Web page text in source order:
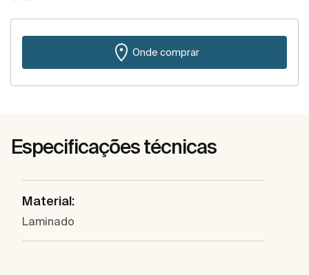
Onde comprar
Especificações técnicas
Material:
Laminado